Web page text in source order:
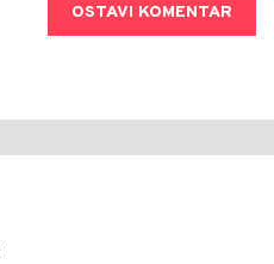
OSTAVI KOMENTAR